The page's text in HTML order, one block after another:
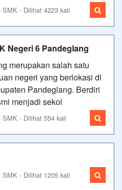
- Dilihat 4223 kali
Negeri 6 Pandeglang
merupakan salah satu
negeri yang berlokasi di
Pandeglang. Berdiri
menjadi sekol
- Dilihat 554 kali
- Dilihat 1205 kali